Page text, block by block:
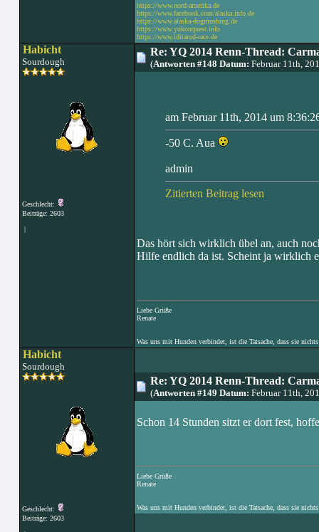
https://www.nord-amerika.de
https://www.facebook.com/alaska.info.de
https://www.alaska-dogmushing.de
https://www.yukonquest.info
https://www.iditarod-race.de
Habicht
Sourdough
Geschlecht:
Beiträge: 2603
|
Re: YQ 2014 Renn-Thread:
(Antworten #148 Datum: Februar 11th,
am Februar 11th, 2014 um
-50 C. Aua
admin
Zitierten Beitrag lesen
Das hört sich wirklich übel an, auch
Hilfe endlich da ist. Scheint ja wirklich
Liebe Grüße
Renate
Was uns mit Hunden verbindet, ist die Tatsache, dass sie nichts
Habicht
Sourdough
Geschlecht:
Beiträge: 2603
Re: YQ 2014 Renn-Thread:
(Antworten #149 Datum: Februar 11th,
Schon 14 Stunden sitzt er dort fest,
Liebe Grüße
Renate
Was uns mit Hunden verbindet, ist die Tatsache, dass sie nichts